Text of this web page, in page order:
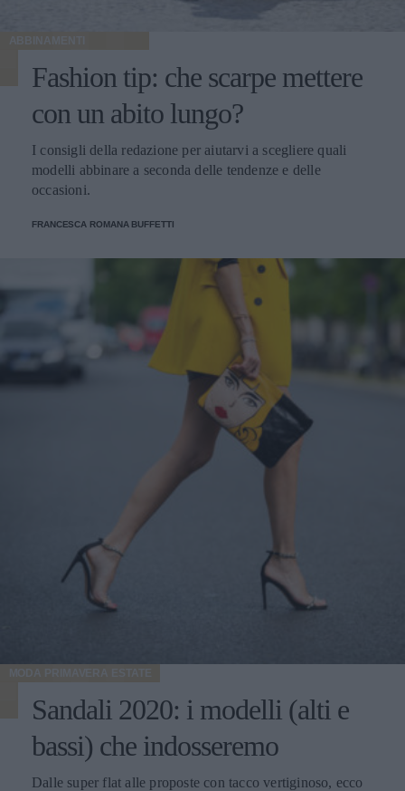
ABBINAMENTI
Fashion tip: che scarpe mettere
con un abito lungo?
I consigli della redazione per aiutarvi a scegliere quali
modelli abbinare a seconda delle tendenze e delle
occasioni.
FRANCESCA ROMANA BUFFETTI
MODA PRIMAVERA ESTATE
Sandali 2020: i modelli (alti e
bassi) che indosseremo
Dalle super flat alle proposte con tacco vertiginoso, ecco